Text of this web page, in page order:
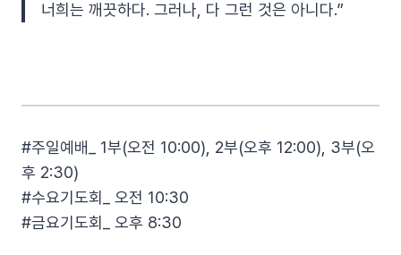
너희는 깨끗하다. 그러나, 다 그런 것은 아니다.”
#주일예배_ 1부(오전 10:00), 2부(오후 12:00), 3부(오
후 2:30)
#수요기도회_ 오전 10:30
#금요기도회_ 오후 8:30